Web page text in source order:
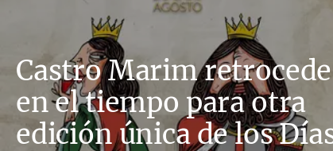
Castro Marim retrocede
en el tiempo para otra
edición única de los